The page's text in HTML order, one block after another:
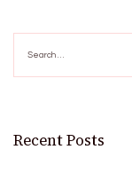
for:
Recent Posts